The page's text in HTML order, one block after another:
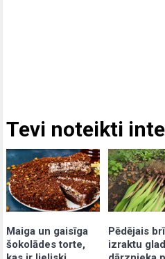
Tevi noteikti
Maiga un gaisīga
šokolādes torte,
Pēdējais
izraktu